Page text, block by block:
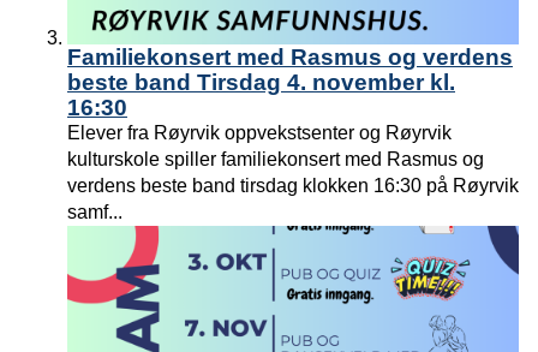
Familiekonsert med Rasmus og verdens
beste band Tirsdag 4. november kl.
16:30
Elever fra Røyrvik oppvekstsenter og Røyrvik
kulturskole spiller familiekonsert med Rasmus og
verdens beste band tirsdag klokken 16:30 på Røyrvik
samf...